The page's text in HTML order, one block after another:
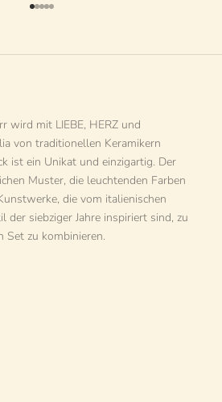
Gehe zu Element 1
Gehe zu Element 2
Gehe zu Element 3
Gehe zu Element 4
Gehe zu Element 5
wird mit LIEBE, HERZ und
von traditionellen Keramikern
ist ein Unikat und einzigartig. Der
Muster, die leuchtenden Farben
die vom italienischen
der siebziger Jahre inspiriert sind, zu
Set zu kombinieren.